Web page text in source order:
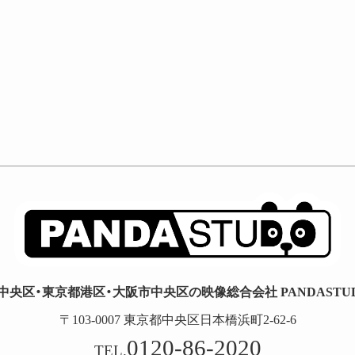
央区・東京都港区・大阪市中央区の映像総合会社
〒103-0007 東京都中央区日本橋浜町2-62-6
TEL.0120-86-2020